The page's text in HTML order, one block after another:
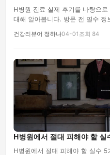
H병원 진료 실제 후기를 바탕으
대해 알아봅니다. 방문 전 필수 정
건강리뷰어 정하나04-01 조회 84
H병원에서 절대 피해야 할 실
H병원에서 절대 피해야 할 실수